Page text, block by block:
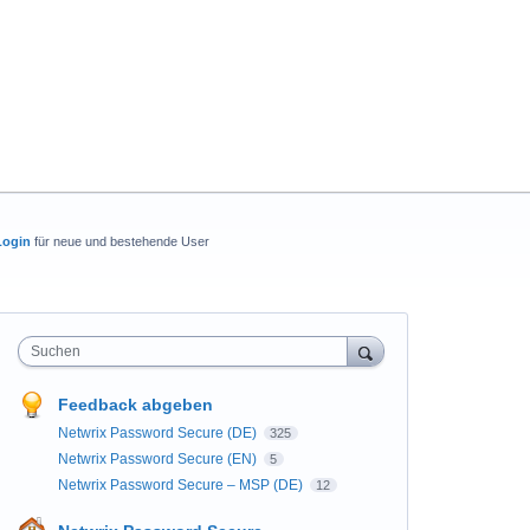
für neue und bestehende User
Suchen
Feedback abgeben
Netwrix Password Secure (DE) 325
Netwrix Password Secure (EN) 5
Netwrix Password Secure – MSP (DE) 12